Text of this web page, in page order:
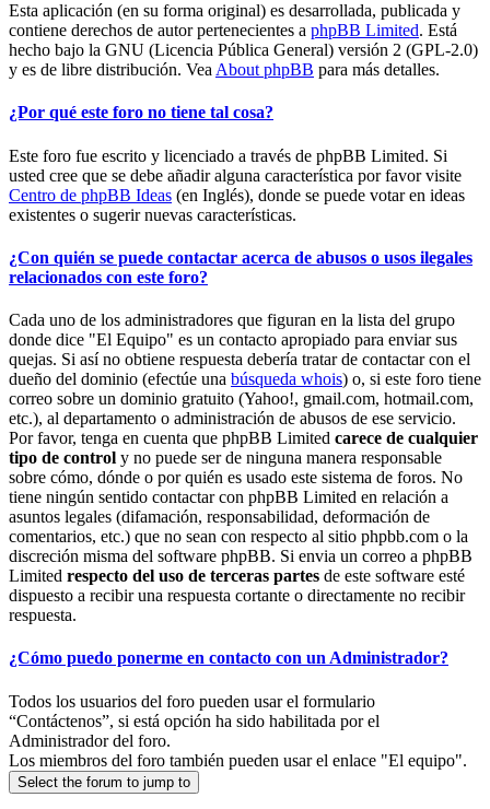
Esta aplicación (en su forma original) es desarrollada, publicada y
contiene derechos de autor pertenecientes a phpBB Limited. Está
hecho bajo la GNU (Licencia Pública General) versión 2 (GPL-2.0)
y es de libre distribución. Vea About phpBB para más detalles.
¿Por qué este foro no tiene tal cosa?
Este foro fue escrito y licenciado a través de phpBB Limited. Si
usted cree que se debe añadir alguna característica por favor visite
Centro de phpBB Ideas (en Inglés), donde se puede votar en ideas
existentes o sugerir nuevas características.
¿Con quién se puede contactar acerca de abusos o usos ilegales
relacionados con este foro?
Cada uno de los administradores que figuran en la lista del grupo
donde dice "El Equipo" es un contacto apropiado para enviar sus
quejas. Si así no obtiene respuesta debería tratar de contactar con el
dueño del dominio (efectúe una búsqueda whois) o, si este foro tiene
correo sobre un dominio gratuito (Yahoo!, gmail.com, hotmail.com,
etc.), al departamento o administración de abusos de ese servicio.
Por favor, tenga en cuenta que phpBB Limited carece de cualquier
tipo de control y no puede ser de ninguna manera responsable
sobre cómo, dónde o por quién es usado este sistema de foros. No
tiene ningún sentido contactar con phpBB Limited en relación a
asuntos legales (difamación, responsabilidad, deformación de
comentarios, etc.) que no sean con respecto al sitio phpbb.com o la
discreción misma del software phpBB. Si envia un correo a phpBB
Limited respecto del uso de terceras partes de este software esté
dispuesto a recibir una respuesta cortante o directamente no recibir
respuesta.
¿Cómo puedo ponerme en contacto con un Administrador?
Todos los usuarios del foro pueden usar el formulario
“Contáctenos”, si está opción ha sido habilitada por el
Administrador del foro.
Los miembros del foro también pueden usar el enlace "El equipo".
Select the forum to jump to